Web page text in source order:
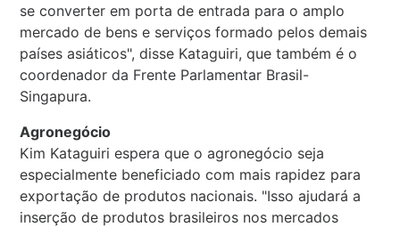
se converter em porta de entrada para o amplo
mercado de bens e serviços formado pelos demais
países asiáticos", disse Kataguiri, que também é o
coordenador da Frente Parlamentar Brasil-
Singapura.
Agronegócio
Kim Kataguiri espera que o agronegócio seja
especialmente beneficiado com mais rapidez para
exportação de produtos nacionais. "Isso ajudará a
inserção de produtos brasileiros nos mercados